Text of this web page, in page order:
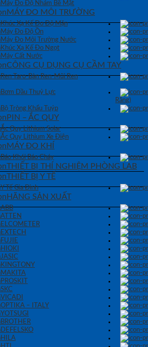
Máy Đo Độ Nhám Bề Mặt
MÁY ĐO MÔI TRƯỜNG
Khúc Xạ Kế Đo Độ Mặn
Máy Đo Độ Ồn
Máy Đo Môi Trường Nước
Khúc Xạ Kế Đo Ngọt
Máy Cất Nước
CÔNG CỤ DỤNG CỤ CẦM TAY
Ren Taro-Bàn Ren-Mũi Ren
Bơm Dầu Thuỷ Lực
Răng)
Bộ Tròng Khẩu Tuýp
PIN – ẮC QUY
Ắc Quy Lithium Solar
Ắc Quy Lithium Xe Điện
MÁY ĐO KHÍ
Báo Khói Báo Cháy
THIẾT BỊ THÍ NGHIỆM PHÒNG LAB
THIẾT BỊ Y TẾ
Y Tế Gia Đình
HÃNG SẢN XUẤT
ABB
ATTEN
ELCOMETER
EXTECH
FUJIE
HIOKI
JASIC
KINGTONY
MAKITA
PROSKIT
SKC
VICADI
OPTIKA – ITALY
YOTSUGI
BROTHER
DEFELSKO
HILA